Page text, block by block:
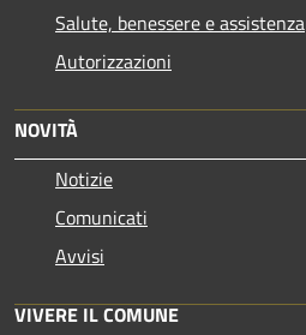
Salute, benessere e assistenza
Autorizzazioni
NOVITÀ
Notizie
Comunicati
Avvisi
VIVERE IL COMUNE